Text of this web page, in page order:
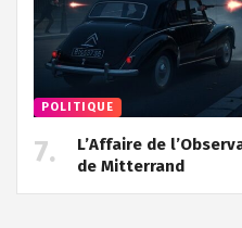
POLITIQUE
L’Affaire de
de Mitterrand